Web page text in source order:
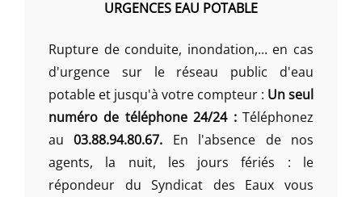
URGENCES EAU POTABLE
Rupture de conduite, inondation,... en cas
d'urgence sur le réseau public d'eau
potable et jusqu'à votre compteur : Un seul
numéro de téléphone 24/24 :Téléphonez
au03.88.94.80.67. En l'absence de nos
agents, la nuit, les jours fériés : le
répondeur du Syndicat des Eaux vous